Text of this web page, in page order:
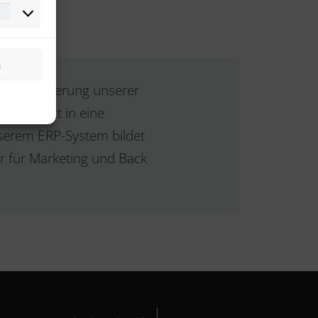
Marketing
unserer
Schritt in eine
ERP-System bildet
für Marketing und Back